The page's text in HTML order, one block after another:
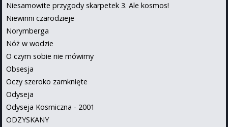
Niesamowite przygody skarpetek 3. Ale kosmos!
Niewinni czarodzieje
Norymberga
Nóż w wodzie
O czym sobie nie mówimy
Obsesja
Oczy szeroko zamknięte
Odyseja
Odyseja Kosmiczna - 2001
ODZYSKANY